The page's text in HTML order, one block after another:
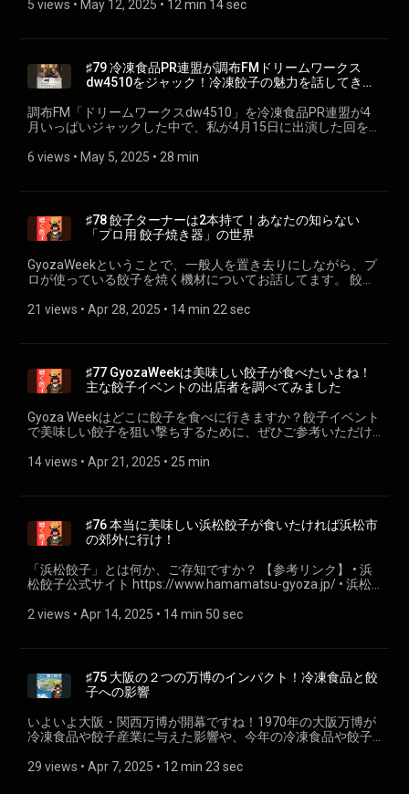
https://open.spotify.com/playlist/4IVJYh3lzijkVYYBbmbwdi
si=40ee906d1f834cbc) 🥟聴く餃子特設ページ ⁠⁠gyoza.fm⁠
んでもおたよりお待ちしております！あと、各プラットフォ
ームでのフォロー＆高評価をいただけると嬉しいです！🥟聴
https://lit.link/chikara 一般社団法人焼き餃子協会
https://www.gyoza.or.jp/
す！あと、各プラットフォームでのフォロー＆高評価をいた
https://gyoza.fm/ ---- 小野寺力 SNS各種https://lit.link/chikara
https://notebooklm.google.com/ 主な参考文献 🥟安藤泰雅氏
https://www.maff.go.jp/j/seisan/ryutu/yasai/attach/pdf/2ibent-
85.pdf 🥟Zhang, Y氏など「Effect of Freeze–Thaw Cycles on
theMicroscopic Properties of DumplingWrappers. 」
https://www.mdpi.com/2304-8158/12/18/3388 🥟プレコネク
スト「食品の安全・品質冷凍しても質を落とさない! 正しい肉
の解凍方法とは」 https://www.precofoods.co.jp/preco-
next/foodquality/thawing/ 🥟Animal Bioscience「Influence
of freeze-thawed cycles on pork quality」
Coleen Leygonie氏など「Impact of freezing and thawing on
https://www.sciencedirect.com/science/article/abs/pii/
🥟Neda Chenani Saleh氏など「The effects of blanching, and
https://jispp.iut.ac.ir/files/site1/user_files_dbc6fd/
A-10-318-16-6e98b68.pdf 餃子に関することも関係ないこと
トフォームでのフォロー＆高評価をいただけると嬉しいで
5 views • May 12, 2025 • 12 min 14 sec
♯79 冷凍食品PR連盟が調布FMドリームワークス
dw4510をジャック！冷凍餃子の魅力を話してきま
調布FM「ドリームワークスdw4510」を冷凍食品PR連盟が4
月いっぱいジャックした中で、私が4月15日に出演した回を再
https://x.com/dw4510 Instagram
FM
(https://listenradio.jp/Home/ProgramSchedule/30039/
🥟冷凍食品PR連盟 https://frozenpr.co.jp/ 調布FM83.8「ドリ
ームワークス dw4510」にて4月は冷凍食品ジャック！週替わ
りで専門家がラジオ出演
https://frozenpr.co.jp/news/chofufm-dw4510-250325/ 番組
中でご紹介した餃子 🥟調布市国領 手作り餃子の店 吉春
https://sites.google.com/true-state.info/yoshiharu-
ち・プリタコ餃子 https://muromen.com/category/11/ 🥟
https://youtu.be/VveSMDfJBro?si=lmwF0keF135ZcYUV 餃子
に関することも関係ないことも、なんでもおたよりお待ちし
価をいただけると嬉しいです！🥟聴く餃子特設ページ
https://gyoza.fm/ ---- 小野寺力 SNS各種https://lit.link/chikara
6 views • May 5, 2025 • 28 min
♯78 餃子ターナーは2本持て！あなたの知らない
「プロ用 餃子焼き器」の世界
GyozaWeekということで、一般人を置き去りにしながら、プ
ロが使っている餃子を焼く機材についてお話してます。 餃子
kitchen.co.jp/product/search/gyouza.htm 🥟ニチワ
龍 http://wkt.o.oo7.jp/gyoza_grill.html 🥟フジマック
https://www.fujimak.co.jp/products/01/000295.html 餃子に
関することも関係ないことも、なんでもおたよりお待ちして
おります！ あと、各プラットフォームでのフォロー＆高評価
をいただけると嬉しいです！ 🥟聴く餃子特設ページ
https://gyoza.fm/ ---- 小野寺力 SNS各種https://lit.link/chikara
一般社団法人焼き餃子協会https://www.gyoza.or.jp/
21 views • Apr 28, 2025 • 14 min 22 sec
♯77 GyozaWeekは美味しい餃子が食べたいよね！
主な餃子イベントの出店者を調べてみました
Gyoza Weekはどこに餃子を食べに行きますか？餃子イベント
で美味しい餃子を狙い撃ちするために、ぜひご参考いただけ
https://craftgyoza.jp/tokyo2025/ クラフト餃子フェス福岡
https://www.furusatotokyofes.com/ ZOZOマリンスタジアム
から揚げ・餃子・ポテトフェス
https://www.marines.co.jp/event/2025/foodfes/ 桜島芸術花
火2025 https://kagoshima-hanabi.com/food/ DEJIMA博ひる
じげグルメ祭り
https://www.nib.jp/nib_nagasaki/dejimahaku/gourmet.html
第２回八ツ場ふるさと館餃子フェス
https://yambamichinoeki.com/?event=4822 餃子に関するこ
す！ あと、各プラットフォームでのフォロー＆高評価をいた
⁠https://www.gyoza.or.jp/podcast⁠ ---- 小野寺力 SNS各種
https://lit.link/chikara 一般社団法人焼き餃子協会
14 views • Apr 21, 2025 • 25 min
♯76 本当に美味しい浜松餃子が食いたければ浜松市
の郊外に行け！
「浜松餃子」とは何か、ご存知ですか？ 【参考リンク】 • 浜
松餃子公式サイト https://www.hamamatsu-gyoza.jp/ • 浜松
工業 https://adeac.jp/hamamatsu-
【小野寺おすすめ店】 • 栄福 https://g.co/kgs/CC6jbo3 • 福み
つ https://x.com/fukumitsugyouza • かどや
https://www.instagram.com/kadoya_tenryugawa/ • むつみ屋
https://www.instagram.com/mutsumiya6238/ 餃子に関する
ことも関係ないことも、なんでもおたよりお待ちしておりま
す！ あと、各プラットフォームでのフォロー＆高評価をいた
だけると嬉しいです！ 🥟聴く餃子特設ページ
⁠https://www.gyoza.or.jp/podcast⁠ ---- 小野寺力 SNS各種
2 views • Apr 14, 2025 • 14 min 50 sec
♯75 大阪の２つの万博のインパクト！冷凍食品と餃
子への影響
いよいよ大阪・関西万博が開幕ですね！1970年の大阪万博が
冷凍食品や餃子産業に与えた影響や、今年の冷凍食品や餃子
たいですね、万博を！ 【参考リンク】 • 大阪・関西万博
29 views • Apr 7, 2025 • 12 min 23 sec